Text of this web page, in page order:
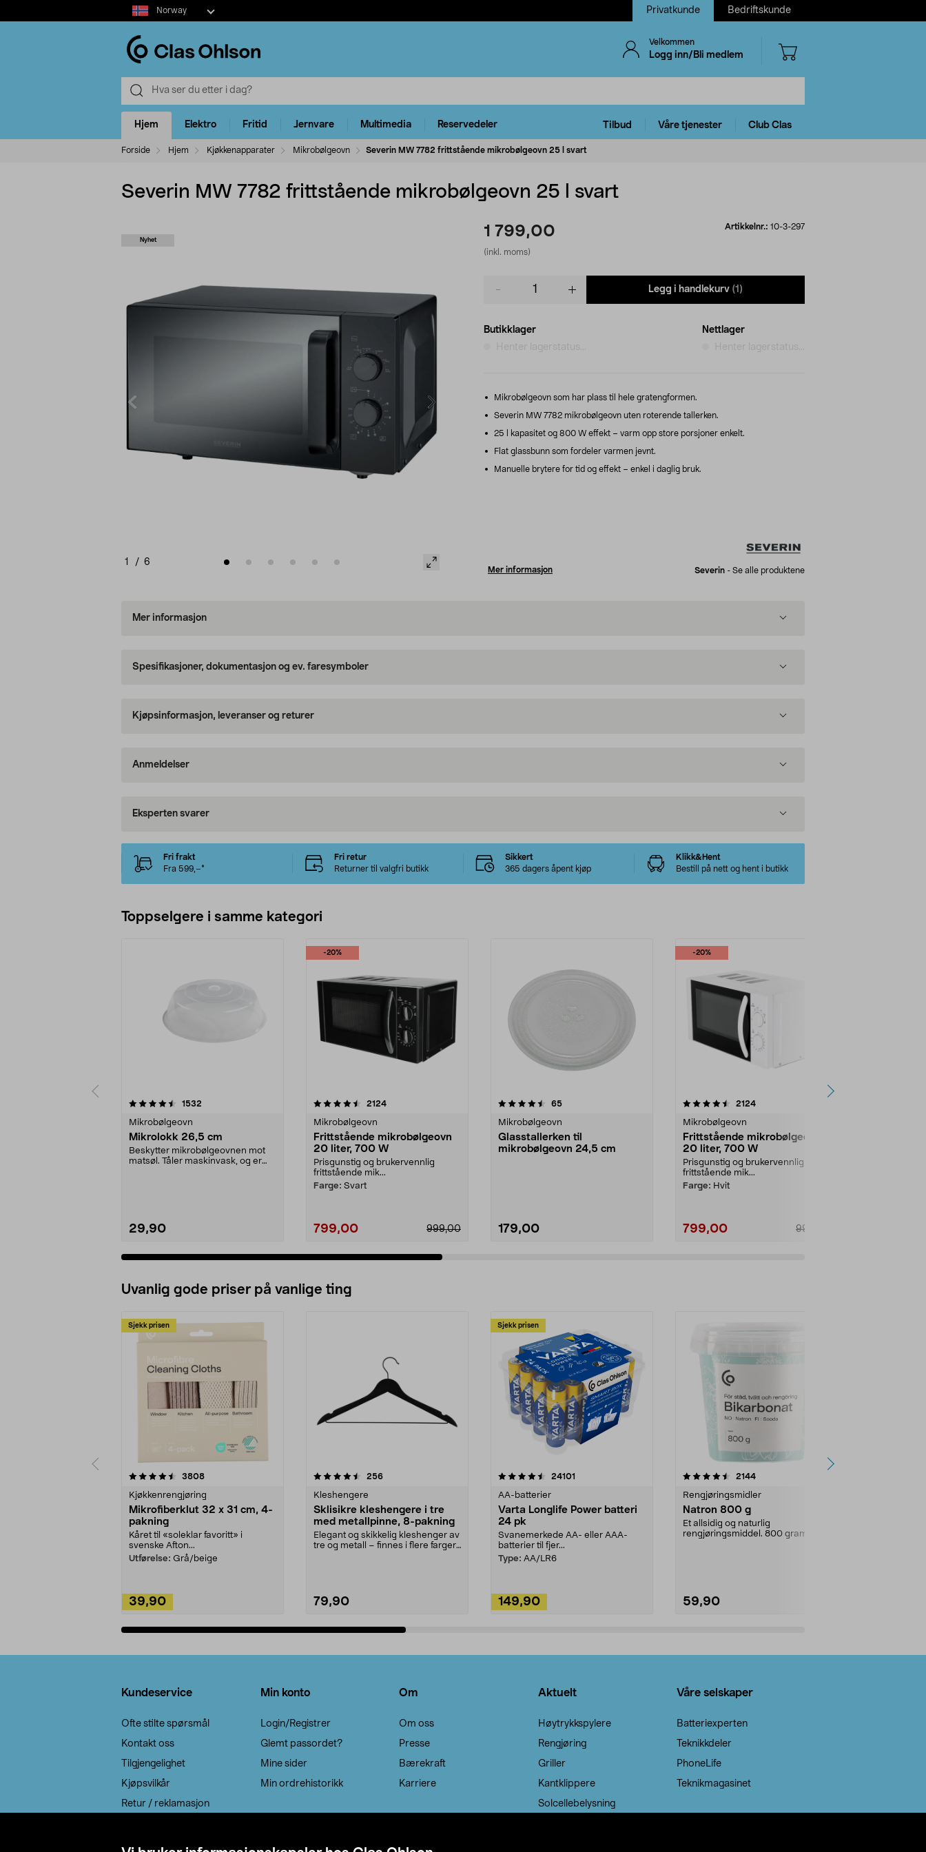
Select
market
Norway Privatkunde Bedriftskunde
Velkommen
Logg inn/Bli medlem
Hjem Elektro Fritid Jernvare Multimedia Reservedeler Tilbud Våre tjenester Club Clas
Forside Hjem Kjøkkenapparater Mikrobølgeovn Severin MW 7782 frittstående mikrobølgeovn 25 l svart
Severin MW 7782 frittstående mikrobølgeovn 25 l svart
Nyhet
1 / 6
1 799,00
(inkl. moms)
Artikkelnr.: 10-3-297
Legg i handlekurv (1)
Butikklager
Henter lagerstatus...
Nettlager
Henter lagerstatus...
Mikrobølgeovn som har plass til hele gratengformen.
Severin MW 7782 mikrobølgeovn uten roterende tallerken.
25 l kapasitet og 800 W effekt – varm opp store porsjoner enkelt.
Flat glassbunn som fordeler varmen jevnt.
Manuelle brytere for tid og effekt – enkel i daglig bruk.
Mer informasjon Severin - Se alle produktene
Mer informasjon
Spesifikasjoner, dokumentasjon og ev. faresymboler
Kjøpsinformasjon, leveranser og returer
Anmeldelser
Eksperten svarer
Fri frakt
Fra 599,–*
Fri retur
Returner til valgfri butikk
Sikkert
365 dagers åpent kjøp
Klikk&Hent
Bestill på nett og hent i butikk
Toppselgere i samme kategori
1532
Mikrobølgeovn
Mikrolokk 26,5 cm
Beskytter mikrobølgeovnen mot
matsøl. Tåler maskinvask, og er
29,90
-20%
4.5 av 5 stjerner 2124anmeldelser
Mikrobølgeovn
Frittstående mikrobølgeovn
20 liter, 700 W
Prisgunstig og brukervennlig
frittstående mik...
Farge: Svart
799,00 999,00
4.5 av 5 stjerner 65anmeldelser
Mikrobølgeovn
Glasstallerken til
mikrobølgeovn 24,5 cm
179,00
-20%
4.5 av 5 stjerner 2124anmeldelser
Mikrobølgeovn
Frittstående mikrobølgeovn
20 liter, 700 W
Prisgunstig og brukervennlig
frittstående mik...
Farge: Hvit
799,00 999,00
4.5 av 5 stjerner
Uvanlig gode priser på vanlige ting
Sjekk prisen
3808anmeldelser
Kjøkkenrengjøring
Mikrofiberklut 32 x 31 cm, 4-
pakning
Kåret til «soleklar favoritt» i
svenske Afton...
Utførelse: Grå/beige
39,90
4.5av 5 stjerner 256anmeldelser
Kleshengere
Sklisikre kleshengere i tre
med metallpinne, 8-pakning
Elegant og skikkelig kleshenger av
tre og metall – finnes i flere farger.
79,90
Sjekk prisen
4.5av 5 stjerner 24101
AA-batterier
Varta Longlife Power batteri
24 pk
Svanemerkede AA- eller AAA-
batterier til fjer...
Type: AA/LR6
149,90
4.5av 5 stjerner 2144anmeldelser
Rengjøringsmidler
Natron 800 g
Et allsidig og naturlig
rengjøringsmiddel. 800 gram
59,90
4.0av 5 stjerner
Kundeservice
Ofte stilte spørsmål
Kontakt oss
Tilgjengelighet
Kjøpsvilkår
Retur / reklamasjon
Min konto
Login/Registrer
Glemt passordet?
Mine sider
Min ordrehistorikk
Om
Om oss
Presse
Bærekraft
Karriere
Aktuelt
Høytrykkspylere
Rengjøring
Griller
Kantklippere
Solcellebelysning
Våre selskaper
Batteriexperten
Teknikkdeler
PhoneLife
Teknikmagasinet